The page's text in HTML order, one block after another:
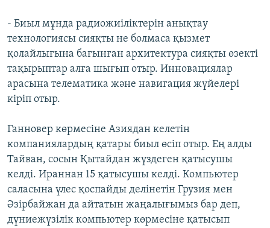
- Биыл мұнда радиожиіліктерін анықтау
технологиясы сияқты не болмаса қызмет
қолайлығына бағынған архитектура сияқты өзекті
тақырыптар алға шығып отыр. Инновациялар
арасына телематика және навигация жүйелері
кіріп отыр.
Ганновер көрмесіне Азиядан келетін
компаниялардың қатары биыл өсіп отыр. Ең алды
Тайван, сосын Қытайдан жүздеген қатысушы
келді. Ираннан 15 қатысушы келді. Компьютер
саласына үлес қоспайды делінетін Грузия мен
Әзірбайжан да айтатын жаңалығымыз бар деп,
дүниежүзілік компьютер көрмесіне қатысып